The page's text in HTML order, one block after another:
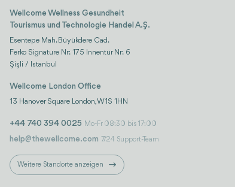
Wellcome Wellness Gesundheit
Tourismus und Technologie Handel A.Ş.
Esentepe Mah. Büyükdere Cad.
Ferko Signature Nr: 175 Innentür Nr: 6
Şişli / Istanbul
Wellcome London Office
13 Hanover Square London, W1S 1HN
+44 740 394 0025 Mo-Fr 08:30 bis 17:00
help@thewellcome.com 7/24 Support-Team
Weitere Standorte anzeigen